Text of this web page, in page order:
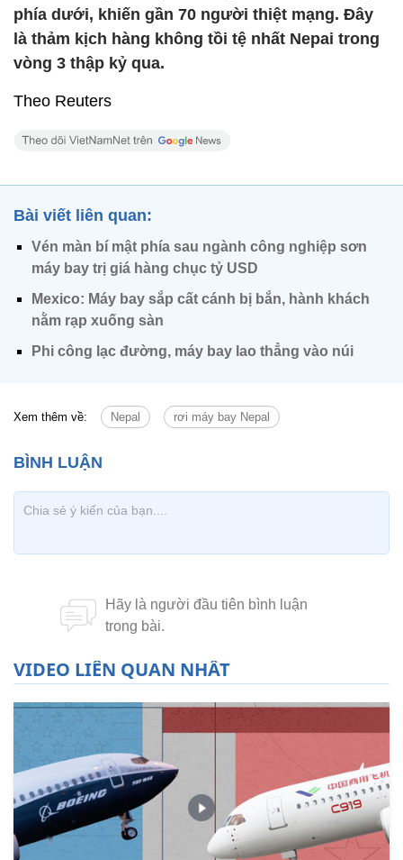
phía dưới, khiến gần 70 người thiệt mạng. Đây
là thảm kịch hàng không tồi tệ nhất Nepai trong
vòng 3 thập kỷ qua.
Theo Reuters
Bài viết liên quan:
Vén màn bí mật phía sau ngành công nghiệp sơn
máy bay trị giá hàng chục tỷ USD
Mexico: Máy bay sắp cất cánh bị bắn, hành khách
nằm rạp xuống sàn
Phi công lạc đường, máy bay lao thẳng vào núi
Xem thêm về: Nepal rơi máy bay Nepal
VIDEO LIÊN QUAN NHẤT